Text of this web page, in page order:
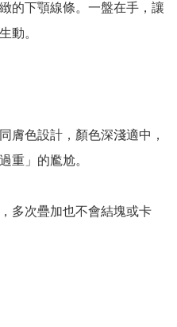
的下顎線條。一盤在手，讓
動。
膚色設計，顏色深淺適中，
重」的尷尬。
多次疊加也不會結塊或卡